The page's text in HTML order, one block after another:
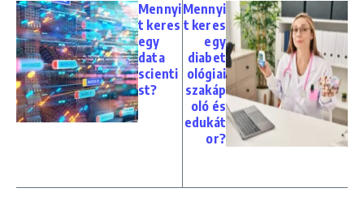
Mennyi
t keres
egy
data
scienti
st?
Mennyi
t keres
egy
diabet
ológiai
szakáp
oló és
edukát
or?